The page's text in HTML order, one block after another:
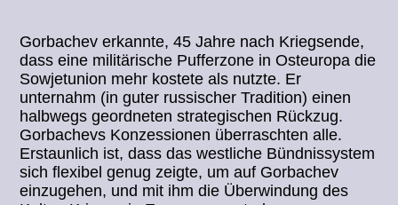
Gorbachev erkannte, 45 Jahre nach Kriegsende,
dass eine militärische Pufferzone in Osteuropa die
Sowjetunion mehr kostete als nutzte. Er
unternahm (in guter russischer Tradition) einen
halbwegs geordneten strategischen Rückzug.
Gorbachevs Konzessionen überraschten alle.
Erstaunlich ist, dass das westliche Bündnissystem
sich flexibel genug zeigte, um auf Gorbachev
einzugehen, und mit ihm die Überwindung des